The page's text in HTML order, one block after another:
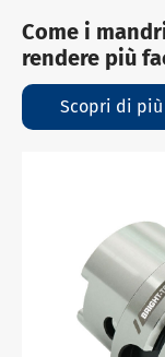
Come i
rendere più
Scopri di più